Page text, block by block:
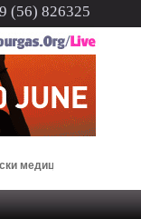
(56) 826325